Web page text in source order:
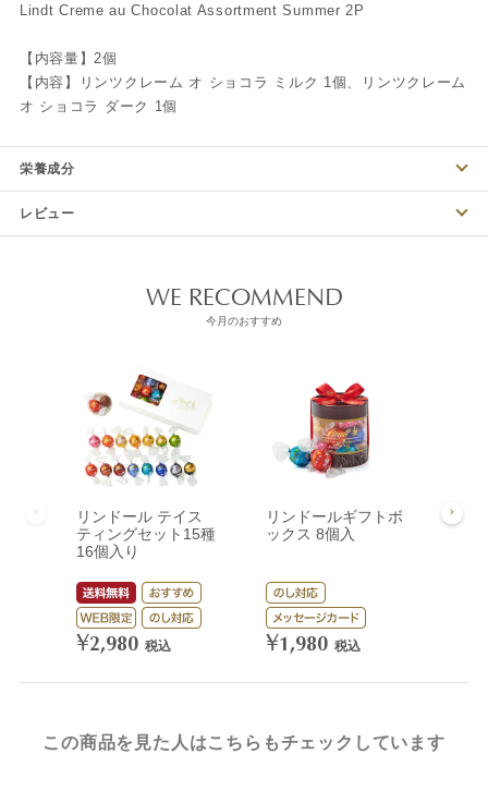
Lindt Creme au Chocolat Assortment Summer 2P
【内容量】2個
【内容】リンツクレーム オ ショコラ ミルク 1個、リンツクレーム
オ ショコラ ダーク 1個
栄養成分
レビュー
WE RECOMMEND
今月のおすすめ
リンドール テイス
ティングセット15種
16個入り
¥2,980 税込
リンドールギフトボ
ックス 8個入
¥1,980 税込
リ
この商品を見た人はこちらもチェックしています